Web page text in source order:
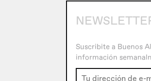
Suscribite a Buenos
información